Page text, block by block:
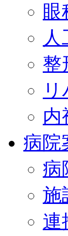
眼
整
内
病院
病
施
連